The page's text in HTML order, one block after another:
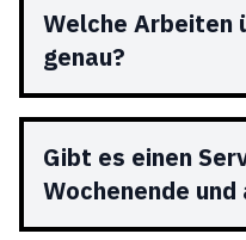
Welche Arbeiten
genau?
Gibt es einen
Wochenende